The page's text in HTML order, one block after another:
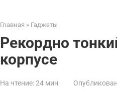
Главная » Гаджеты
Рекордно
корпусе
На чтение:24 мин